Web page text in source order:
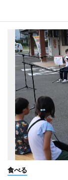
食べる